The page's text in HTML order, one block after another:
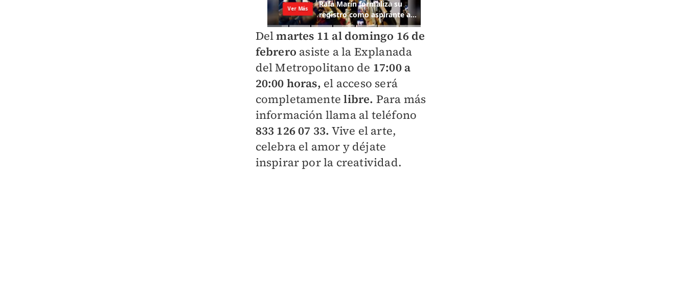
Delmartes 11 al domingo 16 de
febrero asiste a la Explanada
del Metropolitano de 17:00 a
20:00 horas, el acceso será
completamentelibre. Para más
información llama al teléfono
833 126 07 33. Vive el arte,
celebra el amor y déjate
inspirar por la creatividad.